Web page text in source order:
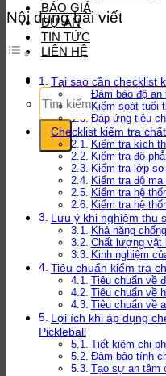
BÁO GIÁ
DỰ ÁN
TIN TỨC
LIÊN HỆ
Tìm
kiếm:
Nội dung bài viết
Tại sao cần checklist
Đảm bảo độ
Kiểm soát tuổi
Đáp ứng tiêu
Checklist kiểm tra
Kiểm tra kích
Kiểm tra độ
Kiểm tra lớp
Kiểm tra độ
Kiểm tra hệ
Kiểm tra hệ
Lưu ý khi nghiệm thu
Khả năng
Chất lượng vật
Kinh nghiệm
Tiêu chuẩn kiểm tra
Tiêu chuẩn về
Tiêu chuẩn về
Tiêu chuẩn về
Lợi ích khi áp dụng
Pickleball
Tiết kiệm chi
Đảm bảo tính
Tạo sự an tâm